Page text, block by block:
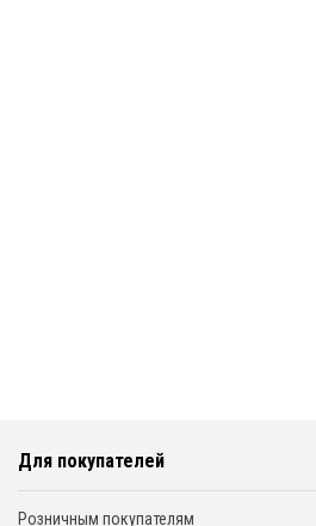
Для покупателей
Розничным покупателям